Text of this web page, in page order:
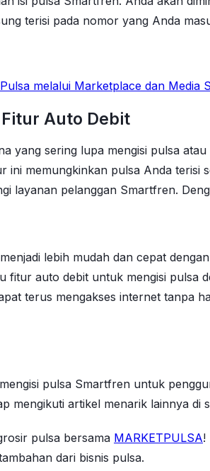
terisi pada nomor yang Anda
melalui Marketplace dan Media
Auto Debit
yang sering lupa mengisi pulsa
ini memungkinkan pulsa Anda
layanan pelanggan Smartfren.
lebih mudah dan cepat
fitur auto debit untuk mengisi pulsa
terus mengakses internet tanpa
pulsa Smartfren untuk
mengikuti artikel menarik lainnya di
pulsa bersama MARKETPULSA!
dari bisnis pulsa.